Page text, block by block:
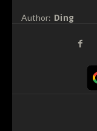
Author: Ding